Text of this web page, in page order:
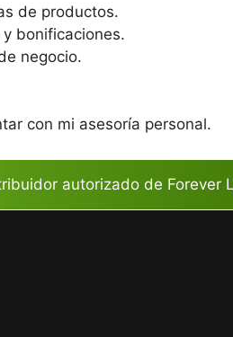
de productos.
bonificaciones.
negocio.
con mi asesoría personal.
autorizado de Forever